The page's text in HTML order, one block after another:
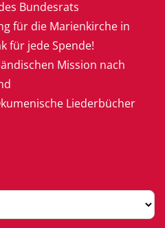
Bundesrats
für die Marienkirche in
für jede Spende!
Mission nach
Liederbücher